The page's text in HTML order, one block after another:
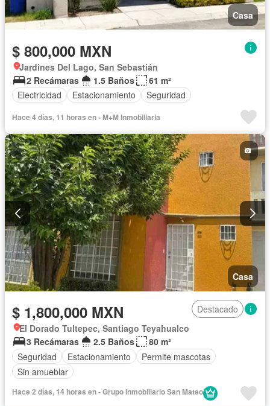
Casa
$ 800,000 MXN
Jardines Del Lago, San Sebastián
2 Recámaras
1.5 Baños
61 m²
Electricidad
Estacionamiento Seguridad
Hace 4 días, 11 horas en - M+M Inmobiliaria
Casa
$ 1,800,000 MXN
Destacado
El Dorado Tultepec, Santiago Teyahualco
3 Recámaras
2.5 Baños
80 m²
Seguridad
Estacionamiento
Permite mascotas
Sin amueblar
Hace 2 días, 14 horas en - Grupo Inmobiliario San Mateo